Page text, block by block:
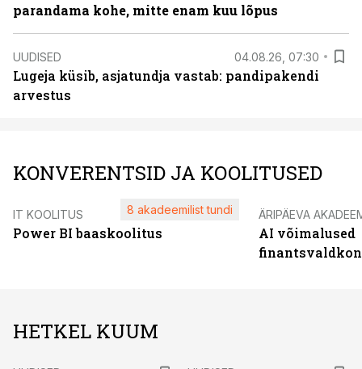
parandama kohe, mitte enam kuu lõpus
UUDISED 04.08.26, 07:30
Lugeja küsib, asjatundja vastab: pandipakendi
arvestus
KONVERENTSID JA KOOLITUSED
IT KOOLITUS
Power BI baaskoolitus
8 akadeemilist tundi ÄRIPÄEVA
AI võimalused
HETKEL KUUM